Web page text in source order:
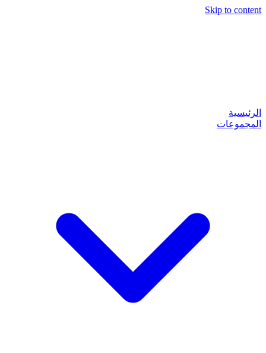
Skip to content
الرئيسية
المجموعات